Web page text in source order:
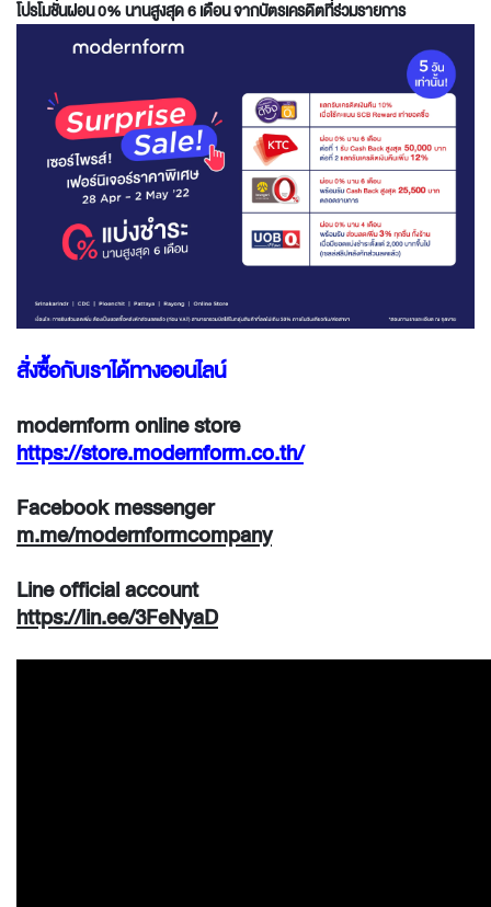
โปรโมชั่นผ่อน 0%นานสูงสุด 6 เดือน จากบัตรเครดิตที่ร่วมรายการ
สั่งซื้อกับเราได้ทางออนไลน์
modernform online store
https://store.modernform.co.th/
Facebook messenger
m.me/modernformcompany
Line official account
https://lin.ee/3FeNyaD